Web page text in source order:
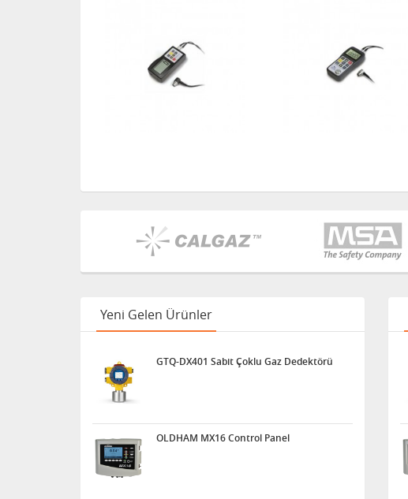
Yeni Gelen Ürünler
GTQ-DX401 Sabit Çoklu Gaz Dedektörü
OLDHAM MX16 Control Panel